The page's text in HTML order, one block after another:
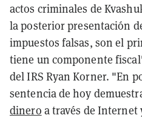
actos criminales de
la posterior presentación
impuestos falsas, son el
tiene un componente
del IRS Ryan Korner. "En
sentencia de hoy
dinero a través de Internet